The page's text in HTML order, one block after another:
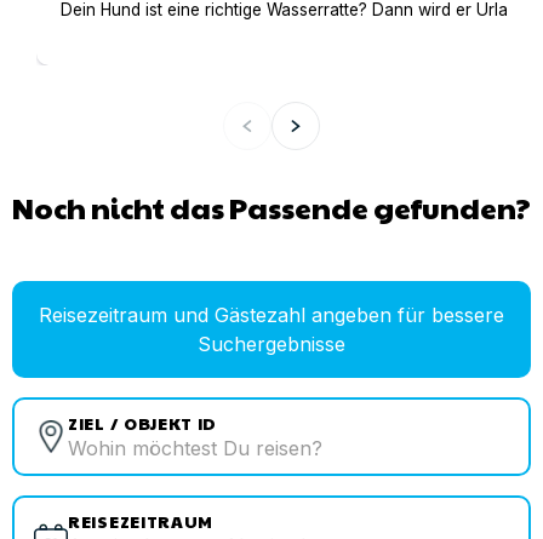
Dein Hund ist eine richtige Wasserratte? Dann wird er
Noch nicht das Passende gefunden?
Reisezeitraum und Gästezahl angeben für bessere
Suchergebnisse
ZIEL / OBJEKT ID
REISEZEITRAUM